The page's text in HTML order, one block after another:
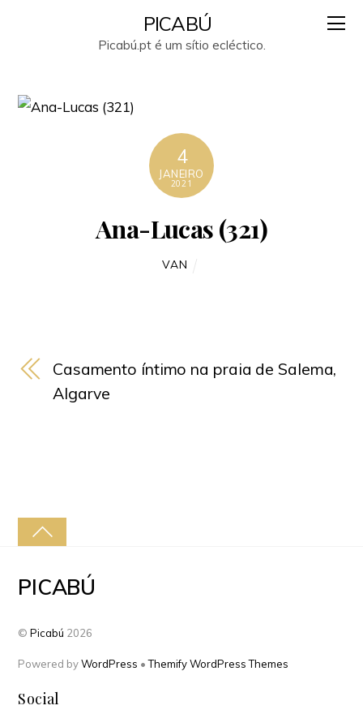
PICABÚ
Picabú.pt é um sítio ecléctico.
4
JANEIRO
2021
Ana-Lucas (321)
VAN
Casamento íntimo na praia de Salema,
Algarve
PICABÚ
©Picabú 2026
Powered byWordPress •Themify WordPress Themes
Social